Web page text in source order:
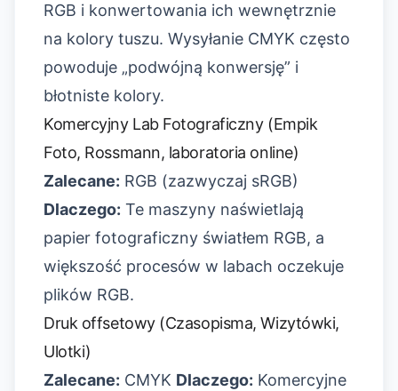
RGB i konwertowania ich wewnętrznie
na kolory tuszu. Wysyłanie CMYK często
powoduje „podwójną konwersję” i
błotniste kolory.
Komercyjny Lab Fotograficzny (Empik
Foto, Rossmann, laboratoria online)
Zalecane: RGB (zazwyczaj sRGB)
Dlaczego: Te maszyny naświetlają
papier fotograficzny światłem RGB, a
większość procesów w labach oczekuje
plików RGB.
Druk offsetowy (Czasopisma, Wizytówki,
Ulotki)
Zalecane: CMYK Dlaczego: Komercyjne